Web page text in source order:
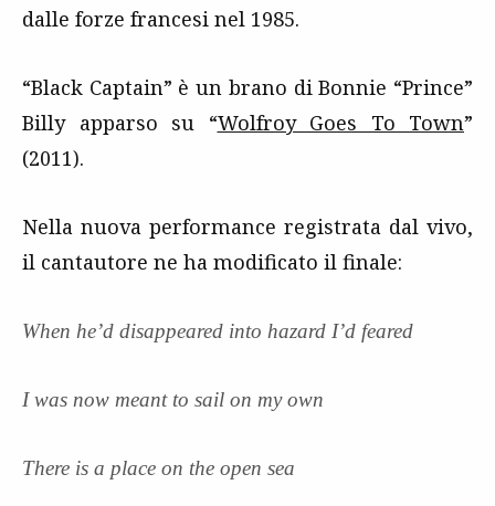
dalle forze francesi nel 1985.
“Black Captain” è un brano di Bonnie “Prince”
Billy apparso su “Wolfroy Goes To Town”
(2011).
Nella nuova performance registrata dal vivo,
il cantautore ne ha modificato il finale:
When he’d disappeared into hazard I’d feared
I was now meant to sail on my own
There is a place on the open sea